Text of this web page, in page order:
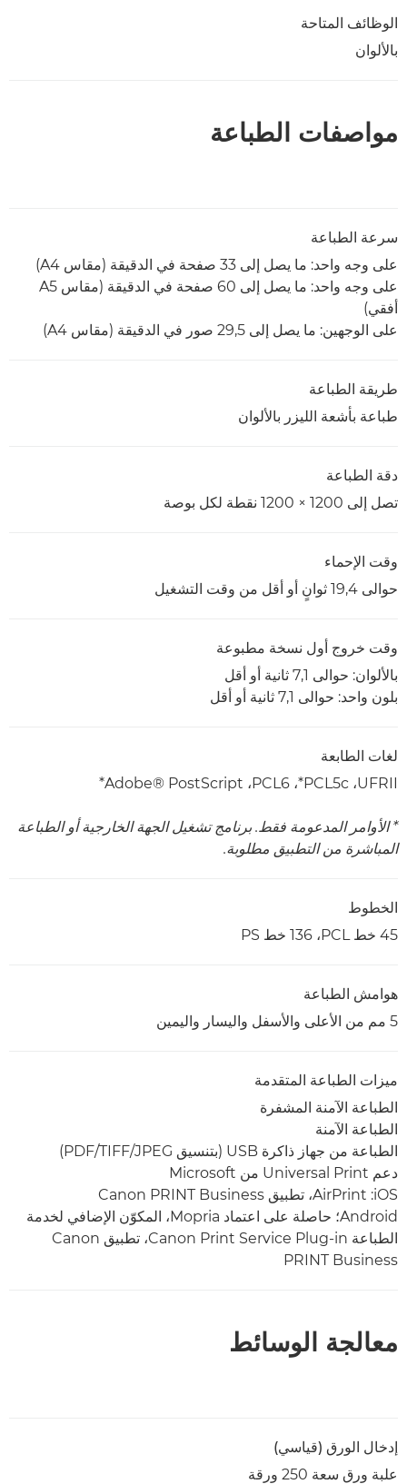
الوظائف المتاحة
بالألوان
مواصفات الطباعة
سرعة الطباعة
على وجه واحد: ما يصل إلى 33 صفحة في الدقيقة (مقاس A4)
على وجه واحد: ما يصل إلى 60 صفحة في الدقيقة (مقاس A5
أفقي)
على الوجهين: ما يصل إلى 29,5 صور في الدقيقة (مقاس A4)
طريقة الطباعة
طباعة بأشعة الليزر بالألوان
دقة الطباعة
تصل إلى 1200 × 1200 نقطة لكل بوصة
وقت الإحماء
حوالى 19,4 ثوانٍ أو أقل من وقت التشغيل
وقت خروج أول نسخة مطبوعة
بالألوان: حوالى 7,1 ثانية أو أقل
بلون واحد: حوالى 7,1 ثانية أو أقل
لغات الطابعة
UFRII، ‏PCL5c*، ‏PCL6، ‏Adobe® PostScript*
* الأوامر المدعومة فقط. برنامج تشغيل الجهة الخارجية أو الطباعة
المباشرة من التطبيق مطلوبة.
الخطوط
45 خط PCL، ‏136 خط PS
هوامش الطباعة
5 مم من الأعلى والأسفل واليسار واليمين
ميزات الطباعة المتقدمة
الطباعة الآمنة المشفرة
الطباعة الآمنة
الطباعة من جهاز ذاكرة USB (بتنسيق JPEG/‏TIFF/‏PDF)
دعم Universal Print من Microsoft
iOS: ‏AirPrint، تطبيق Canon PRINT Business
Android؛ حاصلة على اعتماد Mopria، المكوّن الإضافي لخدمة
الطباعة Canon Print Service Plug-in، تطبيق Canon
PRINT Business
معالجة الوسائط
إدخال الورق (قياسي)
علبة ورق سعة 250 ورقة